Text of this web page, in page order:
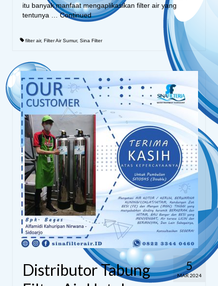
itu banyak manfaat mengaplikasikan filter air yang
tentunya …Continued
filter air, Filter Air Sumur, Sina Filter
5
MAR 2024
Distributor Tabung